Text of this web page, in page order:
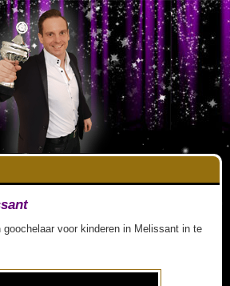
goochelaar voor kinderen in Melissant in te